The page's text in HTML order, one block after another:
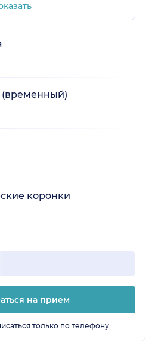
коронки
на прием
только по телефону